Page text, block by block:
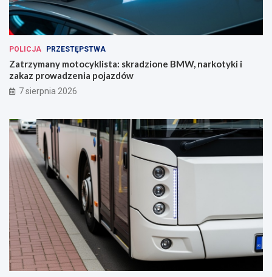
POLICJA PRZESTĘPSTWA
Zatrzymany motocyklista: skradzione BMW, narkotyki i
zakaz prowadzenia pojazdów
7 sierpnia 2026